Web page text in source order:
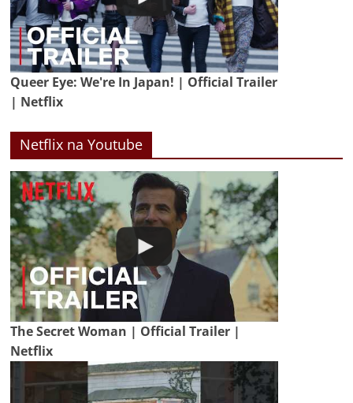
Queer Eye: We're In Japan! | Official Trailer
| Netflix
Netflix na Youtube
The Secret Woman | Official Trailer |
Netflix